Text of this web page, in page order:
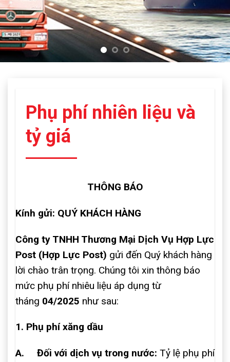
Phụ phí nhiên liệu và
tỷ giá
THÔNG BÁO
Kính gửi: QUÝ KHÁCH HÀNG
Công ty TNHH Thương Mại Dịch Vụ Hợp Lực
Post (Hợp Lực Post) gửi đến Quý khách hàng
lời chào trân trọng. Chúng tôi xin thông báo
mức phụ phí nhiêu liệu áp dụng từ
tháng 04/2025 như sau:
1. Phụ phí xăng dầu
A. Đối với dịch vụ trong nước: Tỷ lệ phụ phí